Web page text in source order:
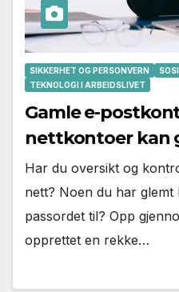
SIKKERHET OG PERSONVERN
TEKNOLOGI I ARBEIDSLIVET
Gamle e-
nettkontoer kan
Har du oversikt og
nett? Noen du har
passordet til? Opp
opprettet en rekke…